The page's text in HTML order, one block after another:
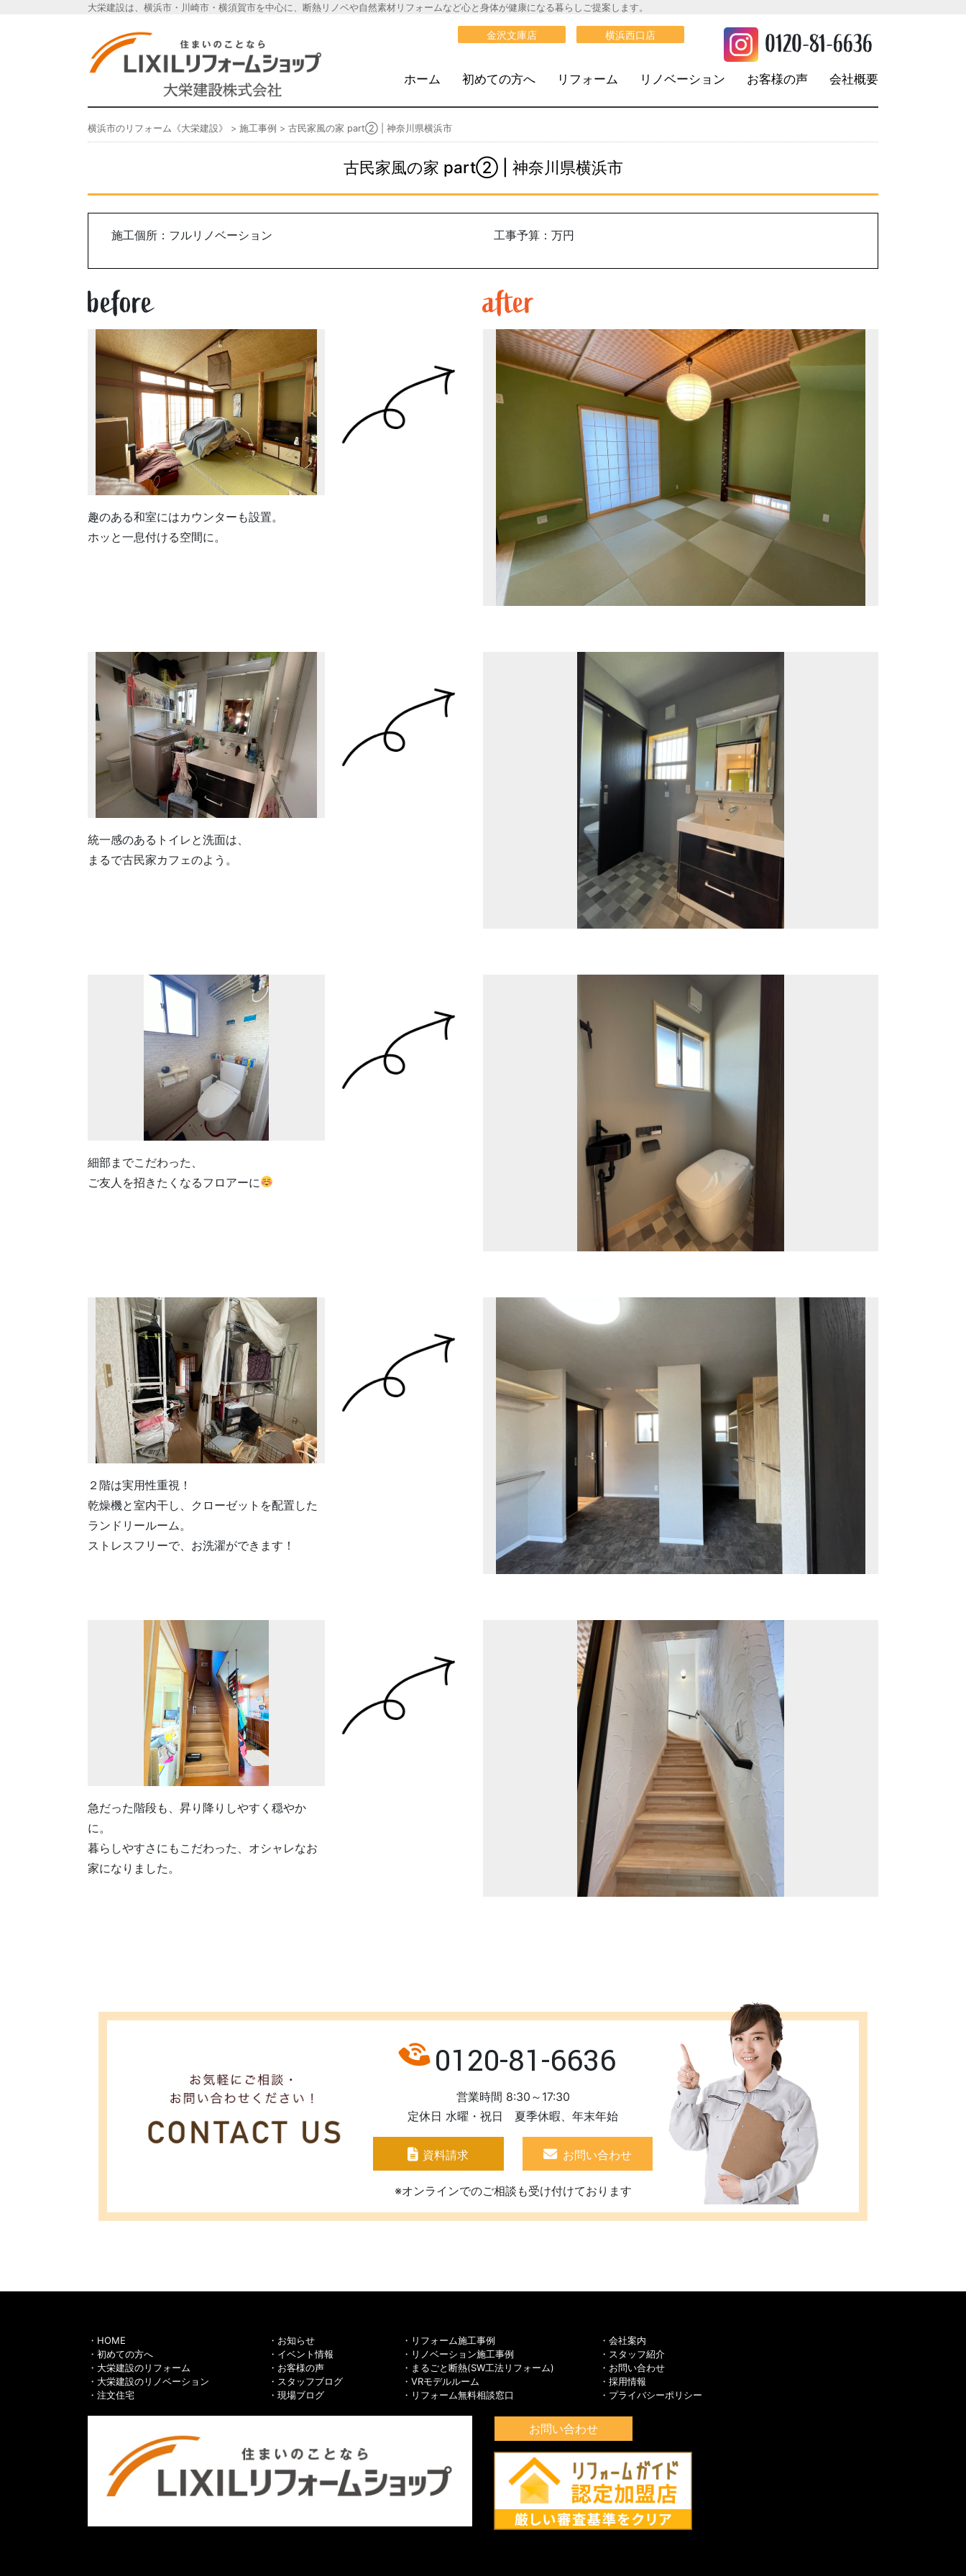
大栄建設は、横浜市・川崎市・横須賀市を中心に、断熱リノベや自然素材リフォームなど心と身体が健康になる暮らしご提案します。
横浜市のリフォーム《大栄建設》 金沢文庫店 横浜西口店 0120-81-6636
ホーム 初めての方へ リフォーム リノベーション お客様の声 会社概要
横浜市のリフォーム《大栄建設》 > 施工事例 > 古民家風の家 part② | 神奈川県横浜市
古民家風の家 part② | 神奈川県横浜市
施工個所：フルリノベーション 工事予算：万円
before after
趣のある和室にはカウンターも設置。
ホッと一息付ける空間に。
統一感のあるトイレと洗面は、
まるで古民家カフェのよう。
細部までこだわった、
ご友人を招きたくなるフロアーに
２階は実用性重視！
乾燥機と室内干し、クローゼットを配置した
ランドリールーム。
ストレスフリーで、お洗濯ができます！
急だった階段も、昇り降りしやすく穏やか
に。
暮らしやすさにもこだわった、オシャレなお
家になりました。
0120-81-6636
営業時間 8:30～17:30
定休日 水曜・祝日 夏季休暇、年末年始
資料請求 お問い合わせ
※オンラインでのご相談も受け付けております
HOME
初めての方へ
大栄建設のリフォーム
大栄建設のリノベーション
注文住宅
お知らせ
イベント情報
お客様の声
スタッフブログ
現場ブログ
リフォーム施工事例
リノベーション施工事例
まるごと断熱(SW工法リフォーム)
VRモデルルーム
リフォーム無料相談窓口
会社案内
スタッフ紹介
お問い合わせ
採用情報
プライバシーポリシー
お問い合わせ